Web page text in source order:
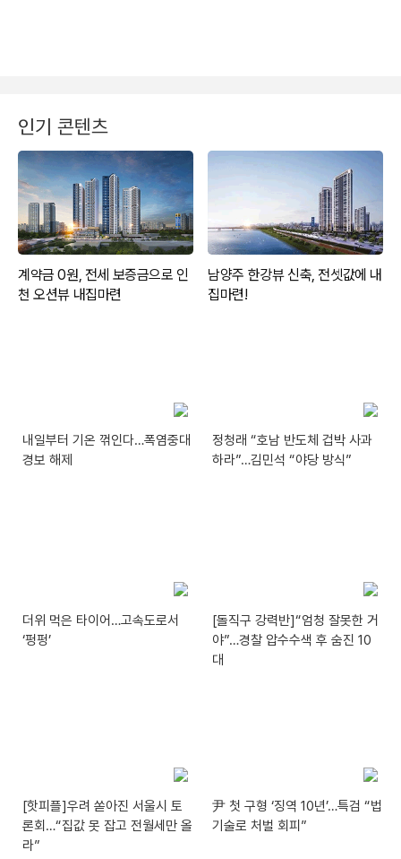
인기 콘텐츠
내일부터 기온 꺾인다…폭염중대
경보 해제
정청래 “호남 반도체 겁박 사과
하라”…김민석 “야당 방식”
더위 먹은 타이어…고속도로서
‘펑펑’
[돌직구 강력반]“엄청 잘못한 거
야”…경찰 압수수색 후 숨진 10
대
[핫피플]우려 쏟아진 서울시 토
론회…“집값 못 잡고 전월세만 올
라”
尹 첫 구형 ‘징역 10년’…특검 “법
기술로 처벌 회피”